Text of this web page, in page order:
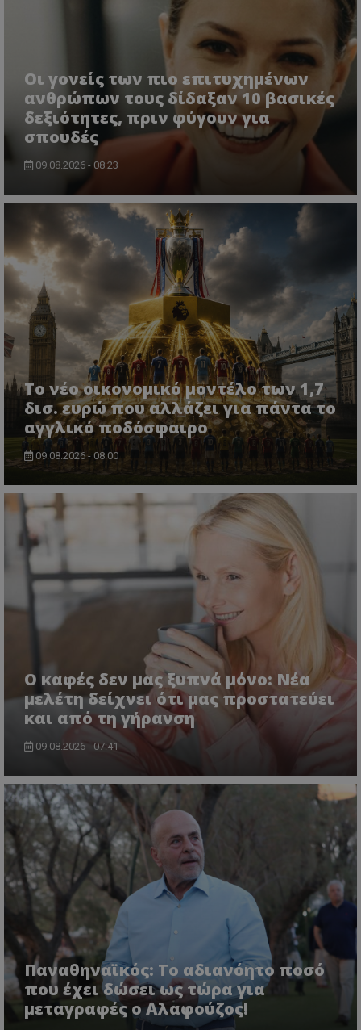
Οι γονείς των πιο επιτυχημένων
ανθρώπων τους δίδαξαν 10 βασικές
δεξιότητες, πριν φύγουν για
σπουδές
09.08.2026 - 08:23
Το νέο οικονομικό μοντέλο των 1,7
δισ. ευρώ που αλλάζει για πάντα το
αγγλικό ποδόσφαιρο
09.08.2026 - 08:00
Ο καφές δεν μας ξυπνά μόνο: Νέα
μελέτη δείχνει ότι μας προστατεύει
και από τη γήρανση
09.08.2026 - 07:41
Παναθηναϊκός: Το αδιανόητο ποσό
που έχει δώσει ως τώρα για
μεταγραφές ο Αλαφούζος!